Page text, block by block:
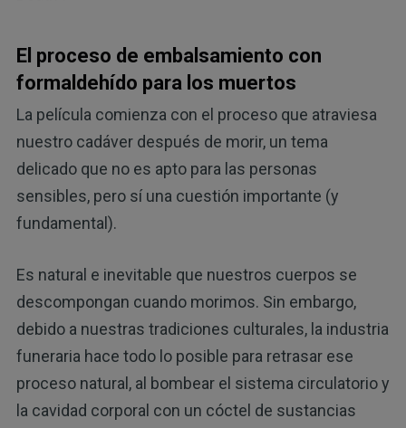
El proceso de embalsamiento con
formaldehído para los muertos
La película comienza con el proceso que atraviesa
nuestro cadáver después de morir, un tema
delicado que no es apto para las personas
sensibles, pero sí una cuestión importante (y
fundamental).
Es natural e inevitable que nuestros cuerpos se
descompongan cuando morimos. Sin embargo,
debido a nuestras tradiciones culturales, la industria
funeraria hace todo lo posible para retrasar ese
proceso natural, al bombear el sistema circulatorio y
la cavidad corporal con un cóctel de sustancias